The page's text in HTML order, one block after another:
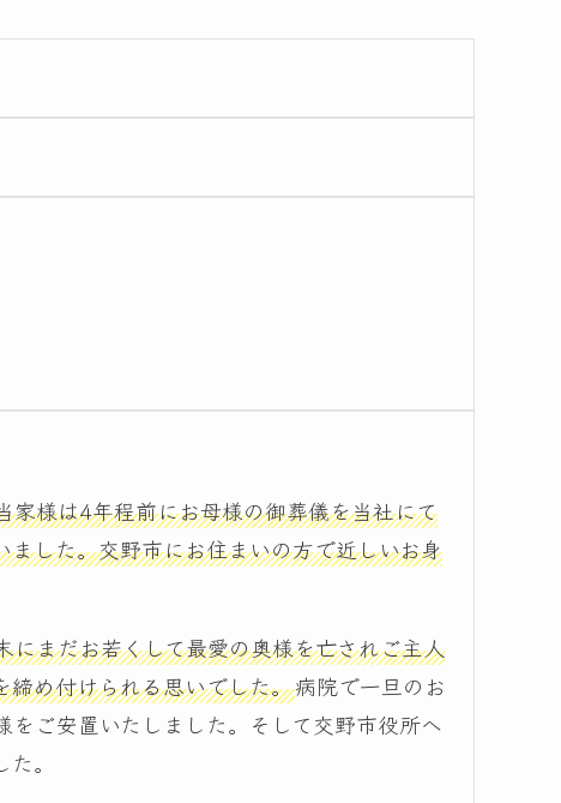
家様は4年程前にお母様の御葬儀を当社にて
した。交野市にお住まいの方で近しいお身
にまだお若くして最愛の奥様を亡されご主人
締め付けられる思いでした。病院で一旦のお
ご安置いたしました。そして交野市役所へ
。